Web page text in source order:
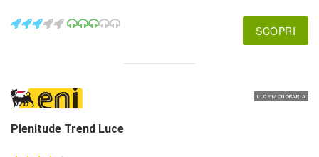
SCOPRI
LUCE MONORARIA
Plenitude Trend Luce